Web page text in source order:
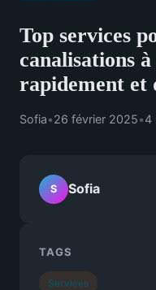
Top services
canalisations
rapidement et
Sofia•26 février 2025•4
S Sofia
TAGS
Services